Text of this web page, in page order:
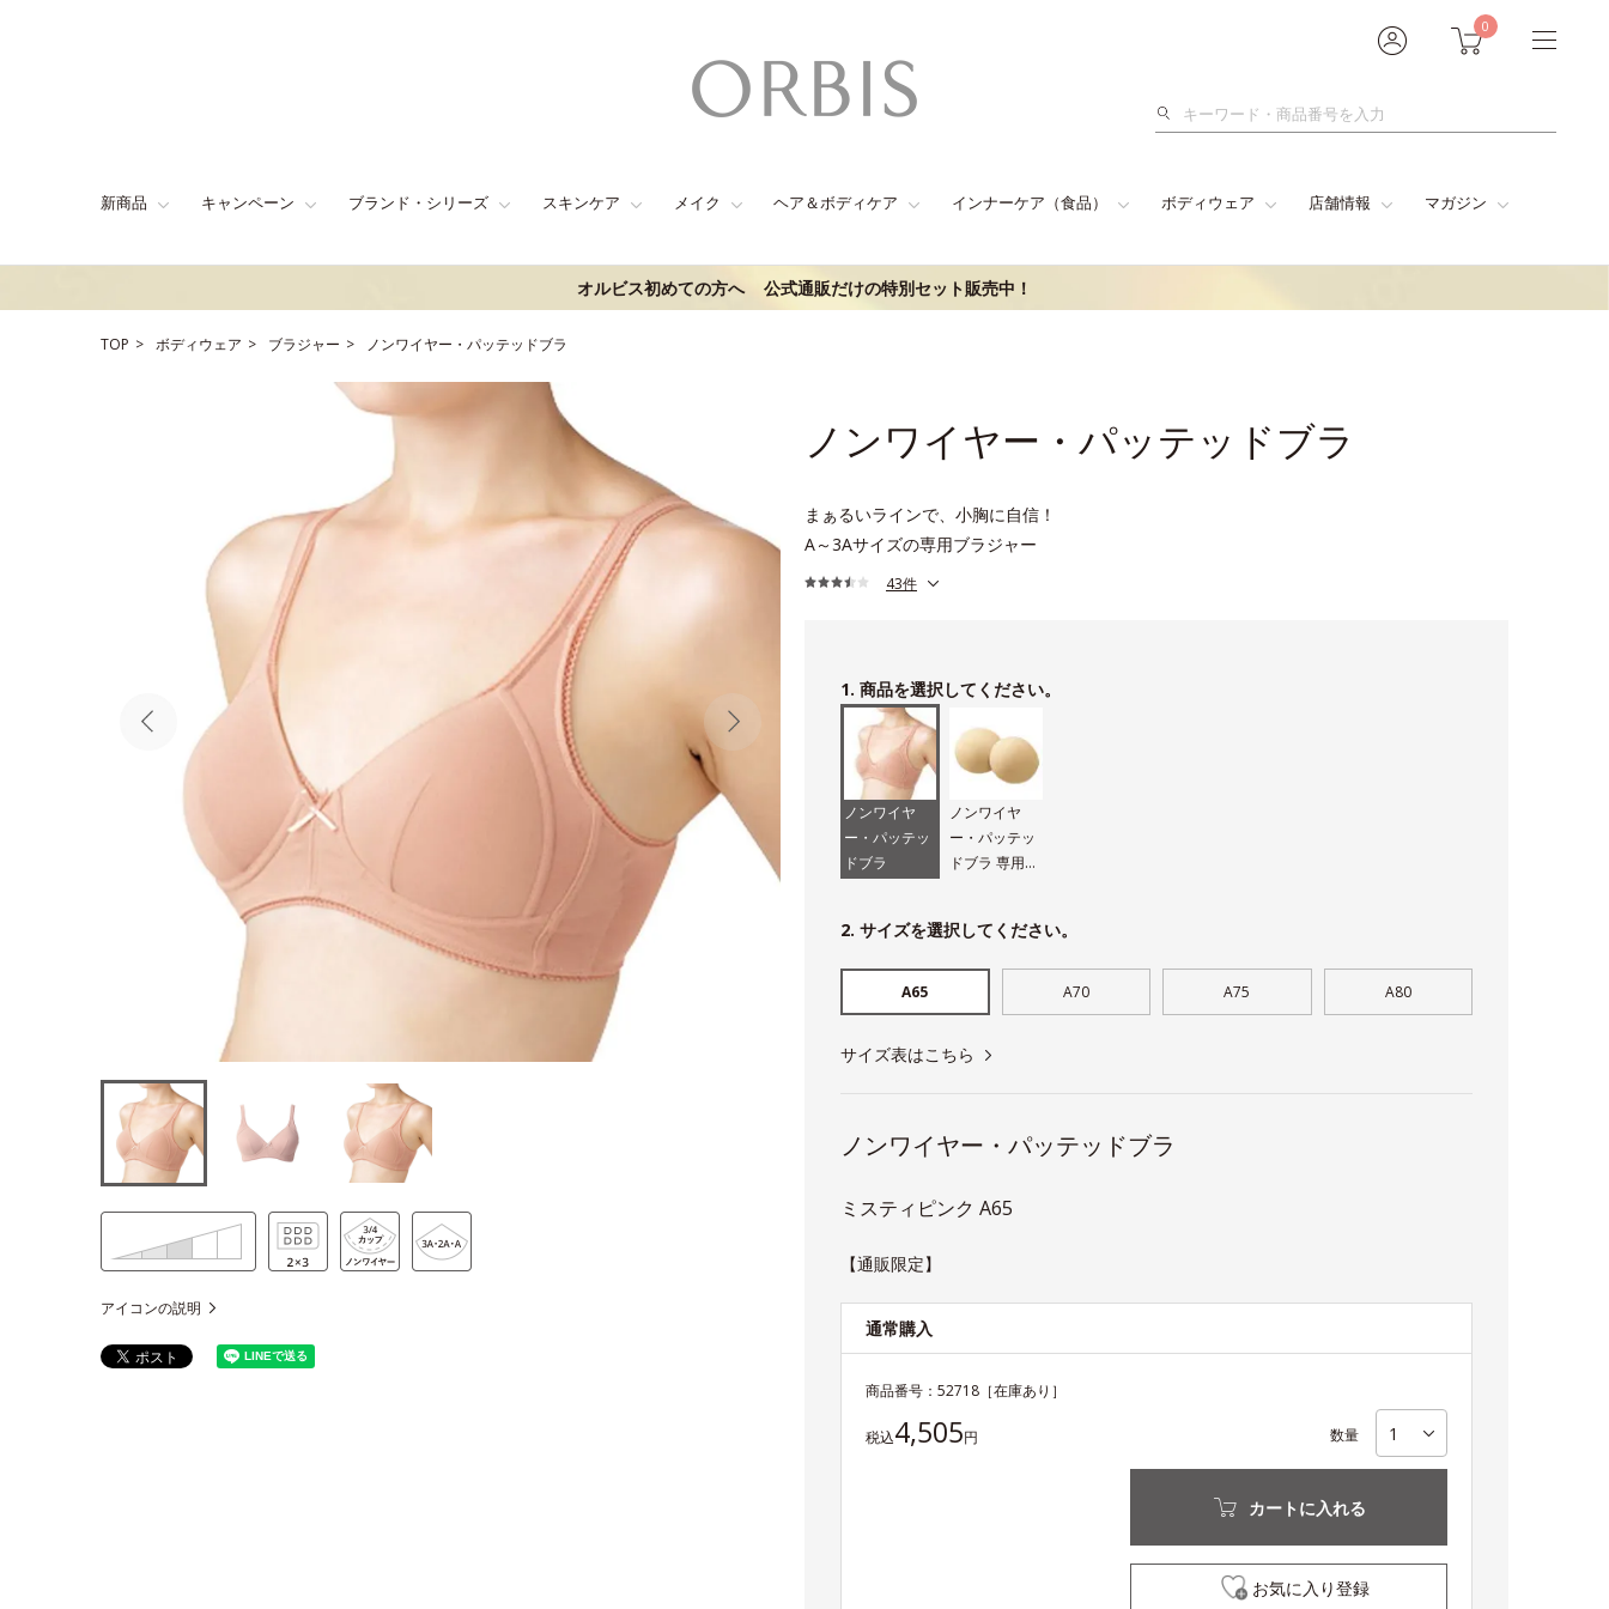
0
検
新商品 キャンペーン ブランド・シリーズ スキンケア メイク ヘア＆ボディケア インナーケア（食品） ボディウェア 店舗情報 マガジン
オルビス初めての方へ 公式通販だけの特別セット販売中！
TOP ボディウェア ブラジャー ノンワイヤー・パッテッドブラ
ノンワイヤー・パッテッドブラ
まぁるいラインで、小胸に自信！
A～3Aサイズの専用ブラジャー
43件
アイコンの説明
1. 商品を選択してください。
ノンワイヤ
ー・パッテッ
ドブラ
ノンワイヤ
ー・パッテッ
ドブラ 専用パ
2. サイズを選択してください。
A65 A70 A75 A80
サイズ表はこちら
ノンワイヤー・パッテッドブラ
ミスティピンク A65
【通販限定】
通常購入
商品番号： 52718 ［在庫あり］
税込4,505円 数量
カートに入れる
お気に入り登録